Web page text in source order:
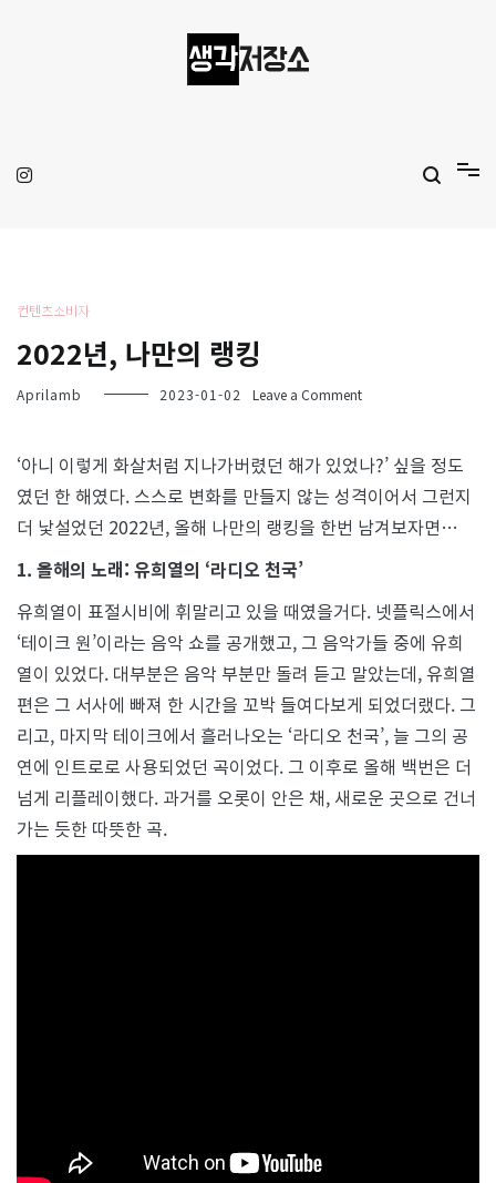
컨텐츠소비자
2022년, 나만의 랭킹
Aprilamb 2023-01-02 Leave a Commenton
나
만
의
랭
킹
‘아니 이렇게 화살처럼 지나가버렸던 해가 있었나?’ 싶을 정도
였던 한 해였다. 스스로 변화를 만들지 않는 성격이어서 그런지
더 낯설었던 2022년, 올해 나만의 랭킹을 한번 남겨보자면…
1. 올해의 노래: 유희열의 ‘라디오 천국’
유희열이 표절시비에 휘말리고 있을 때였을거다. 넷플릭스에서
‘테이크 원’이라는 음악 쇼를 공개했고, 그 음악가들 중에 유희
열이 있었다. 대부분은 음악 부분만 돌려 듣고 말았는데, 유희열
편은 그 서사에 빠져 한 시간을 꼬박 들여다보게 되었더랬다. 그
리고, 마지막 테이크에서 흘러나오는 ‘라디오 천국’, 늘 그의 공
연에 인트로로 사용되었던 곡이었다. 그 이후로 올해 백번은 더
넘게 리플레이했다. 과거를 오롯이 안은 채, 새로운 곳으로 건너
가는 듯한 따뜻한 곡.